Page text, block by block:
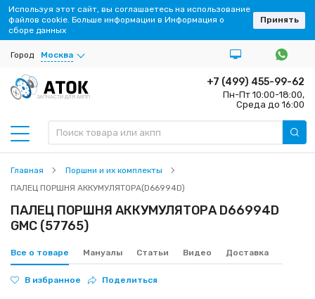
Город Москва
ЗАПЧАСТИ ДЛЯ АКПП
+7 (499) 455-99-62
Пн-Пт 10:00-18:00,
Среда до 16:00
Главная
Поршни и их комплекты
ПАЛЕЦ ПОРШНЯ АККУМУЛЯТОРА(D66994D)
ПАЛЕЦ ПОРШНЯ АККУМУЛЯТОРА D66994D
GMC (57765)
Все о товаре Мануалы Статьи Видео Доставка
В избранное Поделиться
Используя этот сайт, вы соглашаетесь на использование
файлов cookie. Больше информации в Информация о
сборе данных
Принять